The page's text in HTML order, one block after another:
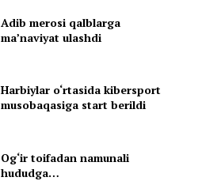
Adib merosi qalblarga
maʼnaviyat ulashdi
Harbiylar o‘rtasida kibersport
musobaqasiga start berildi
Og‘ir toifadan namunali
hududga…